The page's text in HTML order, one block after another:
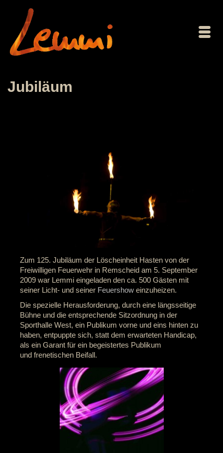
Jubiläum
Zum 125. Jubiläum der Löscheinheit Hasten von der
Freiwilligen Feuerwehr in Remscheid am 5. September
2009 war Lemmi eingeladen den ca. 500 Gästen mit
seiner Licht- und seiner Feuershow einzuheizen.
Die spezielle Herausforderung, durch eine längsseitige
Bühne und die entsprechende Sitzordnung in der
Sporthalle West, ein Publikum vorne und eins hinten zu
haben, entpuppte sich, statt dem erwarteten Handicap,
als ein Garant für ein begeistertes Publikum
und frenetischen Beifall.